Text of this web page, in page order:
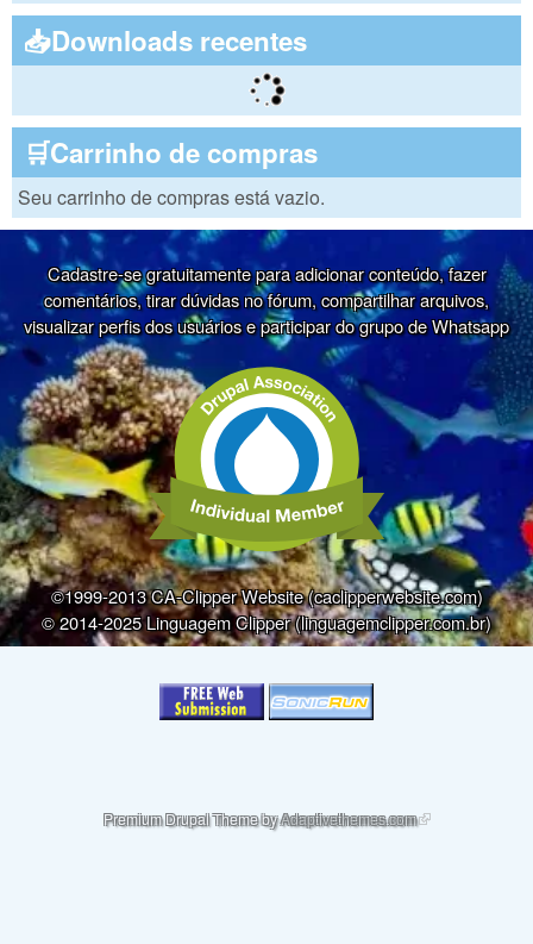
📥Downloads recentes
🛒Carrinho de compras
Seu carrinho de compras está vazio.
Cadastre-se gratuitamente para adicionar conteúdo, fazer
comentários, tirar dúvidas no fórum, compartilhar arquivos,
visualizar perfis dos usuários e participar do grupo de Whatsapp
©1999-2013 CA-Clipper Website (caclipperwebsite.com)
© 2014-2025 Linguagem Clipper (linguagemclipper.com.br)
Premium Drupal Theme byAdaptivethemes.com(link is external)